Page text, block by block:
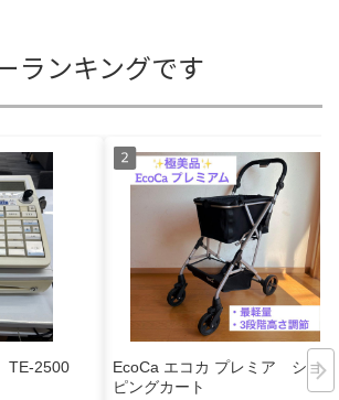
ランキングです
TE-2500
EcoCa エコカ プレミア ショッ
ピングカート